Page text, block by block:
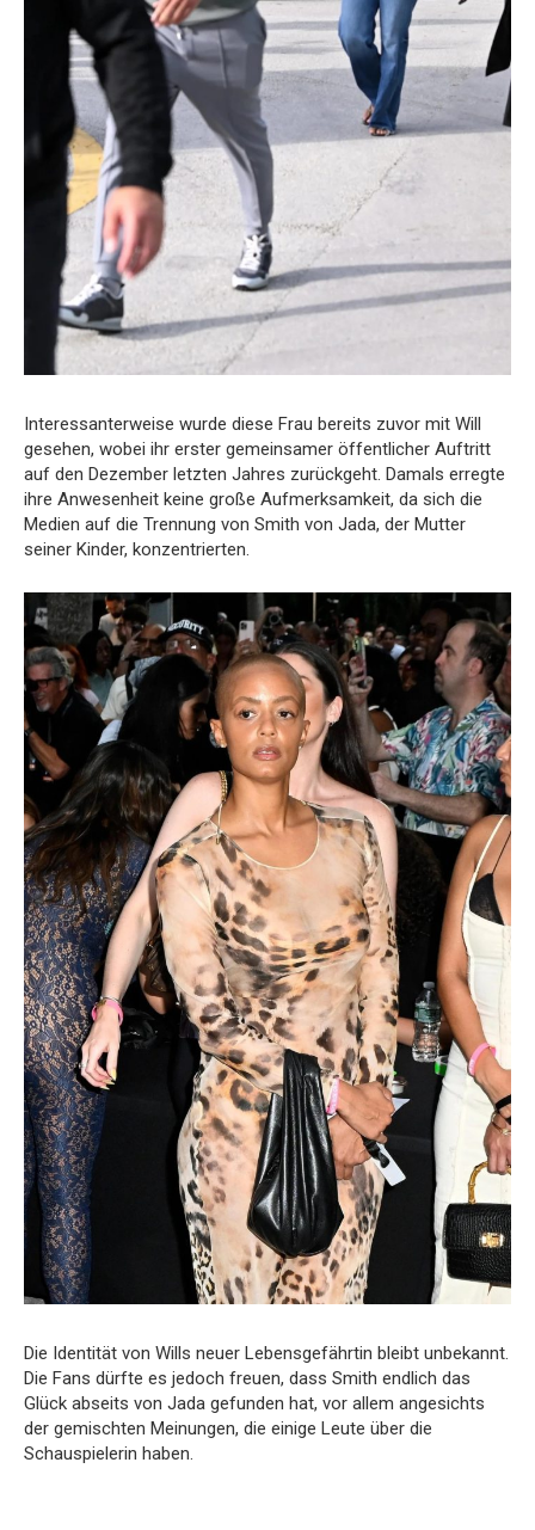
Interessanterweise wurde diese Frau bereits zuvor mit Will
gesehen, wobei ihr erster gemeinsamer öffentlicher Auftritt
auf den Dezember letzten Jahres zurückgeht. Damals erregte
ihre Anwesenheit keine große Aufmerksamkeit, da sich die
Medien auf die Trennung von Smith von Jada, der Mutter
seiner Kinder, konzentrierten.
Die Identität von Wills neuer Lebensgefährtin bleibt unbekannt.
Die Fans dürfte es jedoch freuen, dass Smith endlich das
Glück abseits von Jada gefunden hat, vor allem angesichts
der gemischten Meinungen, die einige Leute über die
Schauspielerin haben.